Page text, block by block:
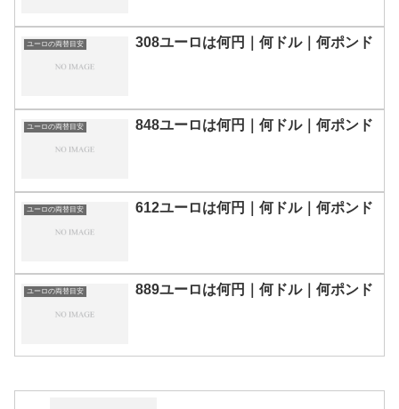
ユーロの両替目安 308ユーロは何円｜何ドル｜何ポンド
ユーロの両替目安 848ユーロは何円｜何ドル｜何ポンド
ユーロの両替目安 612ユーロは何円｜何ドル｜何ポンド
ユーロの両替目安 889ユーロは何円｜何ドル｜何ポンド